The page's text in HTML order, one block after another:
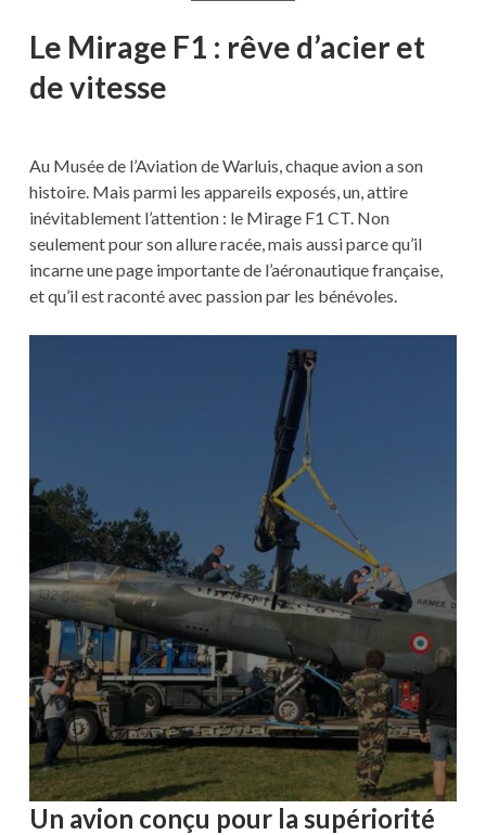
Le Mirage F1 : rêve d’acier et
de vitesse
Au Musée de l’Aviation de Warluis, chaque avion a son
histoire. Mais parmi les appareils exposés, un, attire
inévitablement l’attention : le Mirage F1 CT. Non
seulement pour son allure racée, mais aussi parce qu’il
incarne une page importante de l’aéronautique française,
et qu’il est raconté avec passion par les bénévoles.
Un avion conçu pour la supériorité